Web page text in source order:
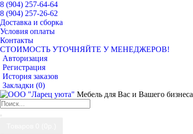
8 (904) 257-64-64
8 (904) 257-26-62
Доставка и сборка
Условия оплаты
Контакты
СТОИМОСТЬ УТОЧНЯЙТЕ У МЕНЕДЖЕРОВ!
Авторизация
Регистрация
История заказов
Закладки (0)
Мебель для Вас и Вашего бизнеса